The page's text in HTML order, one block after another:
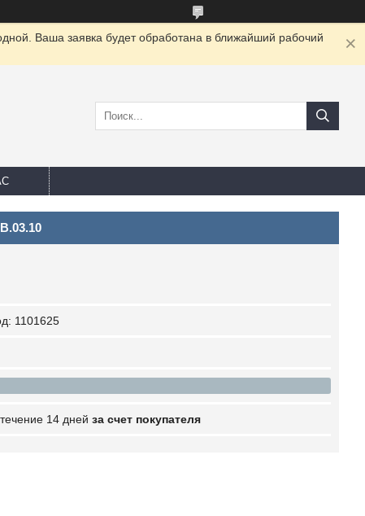
Ваша заявка будет обработана в ближайший рабочий
1101625
14 дней за счет покупателя